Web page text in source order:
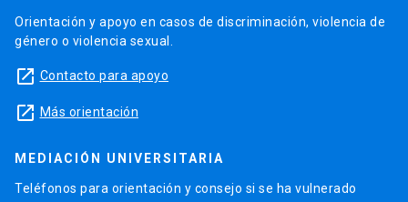
Orientación y apoyo en casos de discriminación, violencia de
género o violencia sexual.
launch Contacto para apoyo
launch Más orientación
MEDIACIÓN UNIVERSITARIA
Teléfonos para orientación y consejo si se ha vulnerado